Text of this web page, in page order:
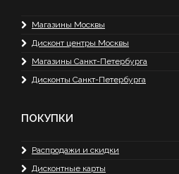
Магазины Москвы
Дисконт центры Москвы
Магазины Санкт-Петербурга
Дисконты Санкт-Петербурга
ПОКУПКИ
Распродажи и скидки
Дисконтные карты